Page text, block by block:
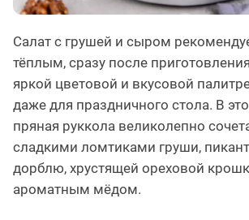
Салат с грушей и сыром
тёплым, сразу после
яркой цветовой и вкусовой
даже для праздничного стола. В
пряная руккола великолепно
сладкими ломтиками груши,
дорблю, хрустящей ореховой
ароматным мёдом.